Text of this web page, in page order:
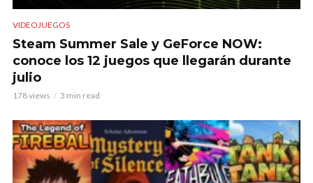
VIDEOJUEGOS
Steam Summer Sale y GeForce NOW:
conoce los 12 juegos que llegarán durante
julio
178 views 3 min read